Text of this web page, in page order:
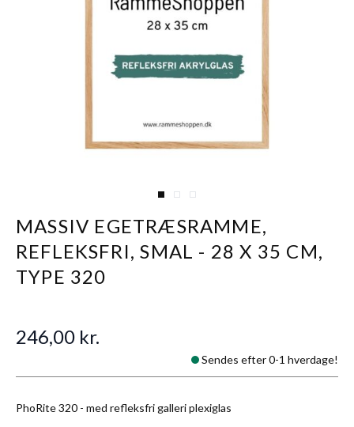
View larger image
View larger image
View larger image
MASSIV EGETRÆSRAMME,
REFLEKSFRI, SMAL - 28 X 35 CM,
TYPE 320
PhoRite 320 - med refleksfri galleri plexiglas
246,00 kr.
Sendes efter 0-1 hverdage!